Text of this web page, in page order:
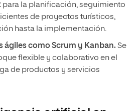
para la planificación, seguimiento
de proyectos turísticos,
hasta la implementación.
ágilescomo Scrum y Kanban. Se
flexible y colaborativo en el
de productos y servicios